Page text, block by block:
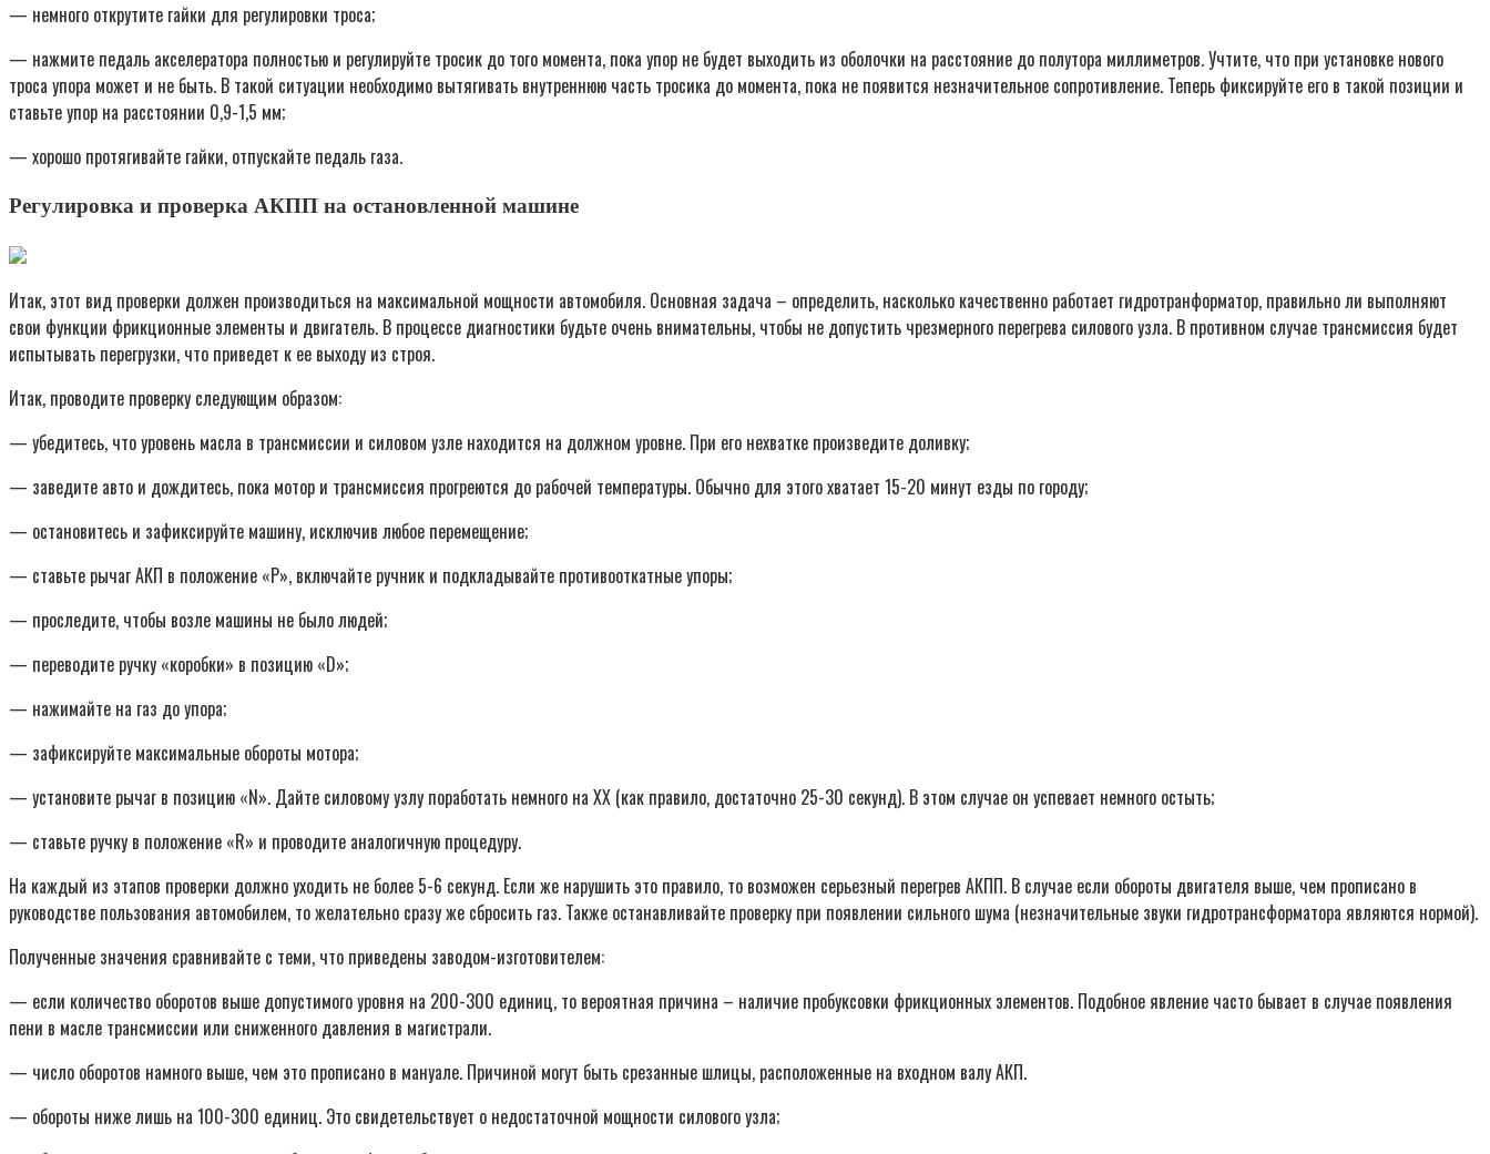
— немного открутите гайки для регулировки троса;
— нажмите педаль акселератора полностью и регулируйте тросик до того момента, пока упор не будет выходить из оболочки на расстояние до полутора миллиметров. Учтите, что при установке нового
троса упора может и не быть. В такой ситуации необходимо вытягивать внутреннюю часть тросика до момента, пока не появится незначительное сопротивление. Теперь фиксируйте его в такой позиции и
ставьте упор на расстоянии 0,9-1,5 мм;
— хорошо протягивайте гайки, отпускайте педаль газа.
Регулировка и проверка АКПП на остановленной машине
Итак, этот вид проверки должен производиться на максимальной мощности автомобиля. Основная задача – определить, насколько качественно работает гидротранформатор, правильно ли выполняют
свои функции фрикционные элементы и двигатель. В процессе диагностики будьте очень внимательны, чтобы не допустить чрезмерного перегрева силового узла. В противном случае трансмиссия будет
испытывать перегрузки, что приведет к ее выходу из строя.
Итак, проводите проверку следующим образом:
— убедитесь, что уровень масла в трансмиссии и силовом узле находится на должном уровне. При его нехватке произведите доливку;
— заведите авто и дождитесь, пока мотор и трансмиссия прогреются до рабочей температуры. Обычно для этого хватает 15-20 минут езды по городу;
— остановитесь и зафиксируйте машину, исключив любое перемещение;
— ставьте рычаг АКП в положение «P», включайте ручник и подкладывайте противооткатные упоры;
— проследите, чтобы возле машины не было людей;
— переводите ручку «коробки» в позицию «D»;
— нажимайте на газ до упора;
— зафиксируйте максимальные обороты мотора;
— установите рычаг в позицию «N». Дайте силовому узлу поработать немного на ХХ (как правило, достаточно 25-30 секунд). В этом случае он успевает немного остыть;
— ставьте ручку в положение «R» и проводите аналогичную процедуру.
На каждый из этапов проверки должно уходить не более 5-6 секунд. Если же нарушить это правило, то возможен серьезный перегрев АКПП. В случае если обороты двигателя выше, чем прописано в
руководстве пользования автомобилем, то желательно сразу же сбросить газ. Также останавливайте проверку при появлении сильного шума (незначительные звуки гидротрансформатора являются нормой).
Полученные значения сравнивайте с теми, что приведены заводом-изготовителем:
— если количество оборотов выше допустимого уровня на 200-300 единиц, то вероятная причина – наличие пробуксовки фрикционных элементов. Подобное явление часто бывает в случае появления
пени в масле трансмиссии или сниженного давления в магистрали.
— число оборотов намного выше, чем это прописано в мануале. Причиной могут быть срезанные шлицы, расположенные на входном валу АКП.
— обороты ниже лишь на 100-300 единиц. Это свидетельствует о недостаточной мощности силового узла;